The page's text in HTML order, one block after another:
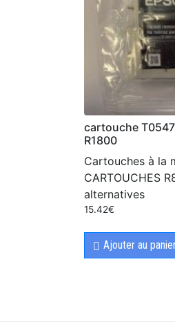
cartouche
R1800
Cartouches à la
CARTOUCHES
alternatives
15.42€
Ajouter au